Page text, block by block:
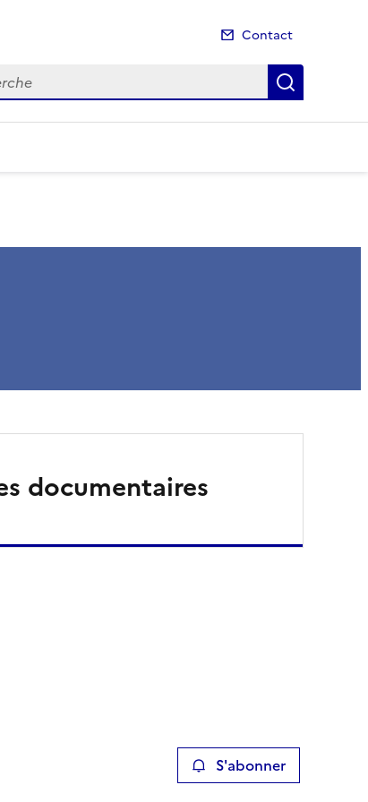
Contact
documentaires
S'abonner